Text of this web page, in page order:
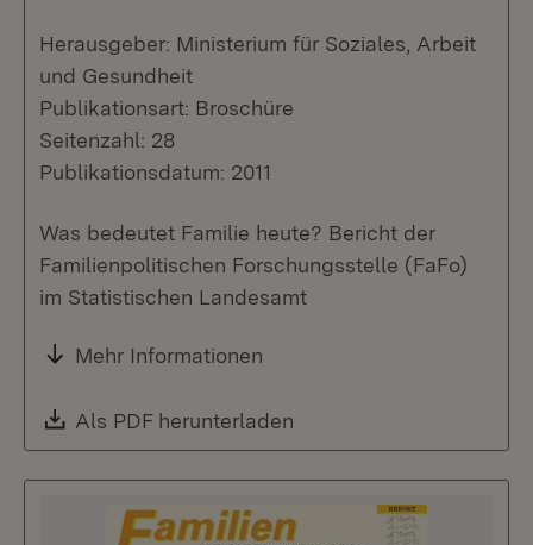
Herausgeber: Ministerium für Soziales, Arbeit
und Gesundheit
Publikationsart: Broschüre
Seitenzahl: 28
Publikationsdatum: 2011
Was bedeutet Familie heute? Bericht der
Familienpolitischen Forschungsstelle (FaFo)
im Statistischen Landesamt
Mehr Informationen
Download:
Als PDF herunterladen